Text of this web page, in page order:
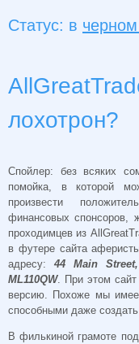
Статус: в
лохотрон?
Спойлер: без всяких
помойка, в которой
произвести
финансовых спонсоров,
проходимцев из
в футере сайта
адресу: 44 Main
ML110QW. При этом сайт
версию. Похоже мы
способными даже
В филькиной грамоте